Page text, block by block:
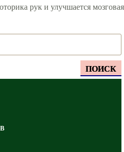
ПОИСК
рук и улучшается мозговая